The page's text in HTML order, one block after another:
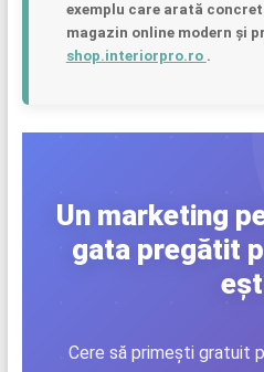
exemplu care arată
magazin online modern și
shop.interiorpro.ro .
Un marketing
gata pregătit
Cere să primești gratuit